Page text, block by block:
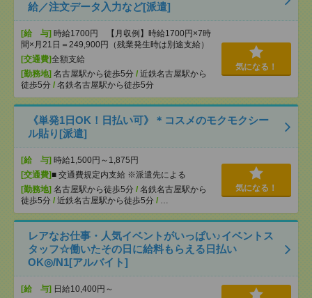
給／注文データ入力など[派遣]
[給 与] 時給1700円 【月収例】時給1700円×7時
間×月21日＝249,900円（残業発生時は別途支給）
[交通費]全額支給
[勤務地] 名古屋駅から徒歩5分 / 近鉄名古屋駅から
徒歩5分 / 名鉄名古屋駅から徒歩5分
気になる！
《単発1日OK！日払い可》＊コスメのモクモクシー
ル貼り[派遣]
[給 与] 時給1,500円～1,875円
[交通費]■ 交通費規定内支給 ※派遣先による
[勤務地] 名古屋駅から徒歩5分 / 名鉄名古屋駅から
徒歩5分 / 近鉄名古屋駅から徒歩5分 / …
気になる！
レアなお仕事・人気イベントがいっぱい♪イベントス
タッフ☆働いたその日に給料もらえる日払い
OK◎/N1[アルバイト]
[給 与] 日給10,400円～